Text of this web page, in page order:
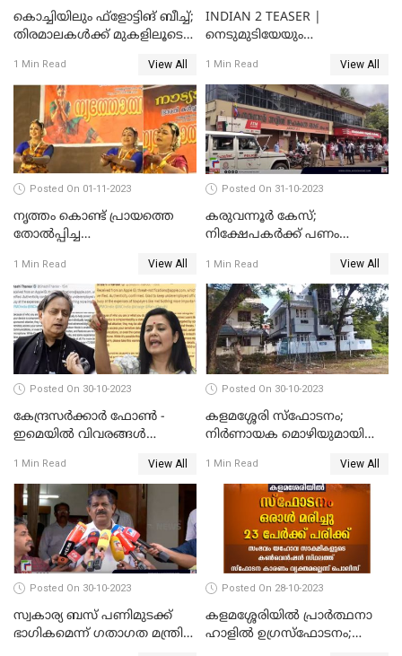
കൊച്ചിയിലും ഫ്‌ളോട്ടിങ് ബീച്ച്;
തിരമാലകള്‍ക്ക് മുകളിലൂടെ
1 Min Read View All
INDIAN 2 TEASER |
നെടുമുടിയേയും
കാണാം; ഇന്ത്യൻ 2 ടീസർ
പുറത്ത്
1 Min Read View All
Posted On 01-11-2023
നൃത്തം കൊണ്ട് പ്രായത്തെ
തോല്‍പ്പിച്ച
അറുപത്തി ആറ്‌ അമ്മമാരുടെ
അരങ്ങേറ്റം
1 Min Read View All
Posted On 31-10-2023
കരുവന്നൂർ കേസ്;
നിക്ഷേപകർക്ക് പണം
നിബന്ധനകൾ അറിയാം
1 Min Read View All
Posted On 30-10-2023
കേന്ദ്രസര്‍ക്കാര്‍ ഫോണ്‍ -
ഇമെയില്‍ വിവരങ്ങള്‍
പ്രതിപക്ഷ നേതാക്കള്‍
1 Min Read View All
Posted On 30-10-2023
കളമശ്ശേരി സ്ഫോടനം;
നിർണായക മൊഴിയുമായി
കോൾ വിവരങ്ങൾ തേടി
പൊലീസ്
1 Min Read View All
Posted On 30-10-2023
സ്വകാര്യ ബസ് പണിമുടക്ക്
ഭാഗികമെന്ന് ഗതാഗത മന്ത്രി
Posted On 28-10-2023
കളമശ്ശേരിയിൽ പ്രാർത്ഥനാ
ഹാളിൽ ഉഗ്രസ്‌ഫോടനം;